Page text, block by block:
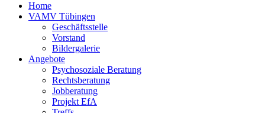
Home
VAMV Tübingen
Geschäftsstelle
Vorstand
Bildergalerie
Angebote
Psychosoziale Beratung
Rechtsberatung
Jobberatung
Projekt EfA